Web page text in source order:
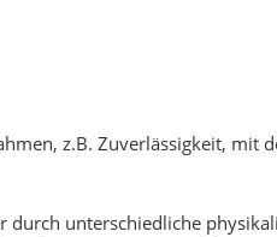
z.B. Zuverlässigkeit, mit
unterschiedliche